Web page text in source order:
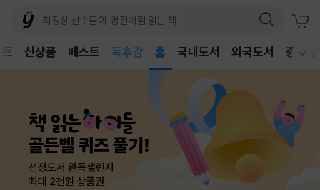
신상품 베스트
어린이
어린이
홈 국내도서 외국도서 중고샵